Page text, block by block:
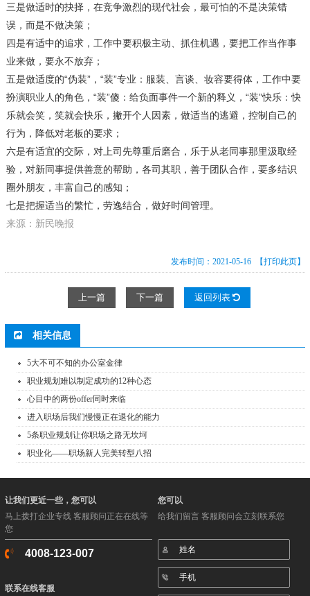
三是做适时的抉择，在竞争激烈的现代社会，最可怕的不是决策错
误，而是不做决策；
四是有适中的追求，工作中要积极主动、抓住机遇，要把工作当作事
业来做，要永不放弃；
五是做适度的“伪装”，“装”专业：服装、言谈、妆容要得体，工作中要
扮演职业人的角色，“装”傻：给负面事件一个新的释义，“装”快乐：快
乐就会笑，笑就会快乐，撇开个人因素，做适当的逃避，控制自己的
行为，降低对老板的要求；
六是有适宜的交际，对上司先尊重后磨合，乐于从老同事那里汲取经
验，对新同事提供善意的帮助，各司其职，善于团队合作，要多结识
圈外朋友，丰富自己的感知；
七是把握适当的繁忙，劳逸结合，做好时间管理。
来源：新民晚报
发布时间：2021-05-16 【打印此页】
上一篇 下一篇 返回列表
相关信息
5大不可不知的办公室金律
职业规划难以制定成功的12种心态
心目中的两份offer同时来临
进入职场后我们慢慢正在退化的能力
5条职业规划让你职场之路无坎坷
职业化——职场新人完美转型八招
让我们更近一些，您可以
马上拨打企业专线 客服顾问正在在线等
您
4008-123-007
联系在线客服
您可以
给我们留言 客服顾问会立刻联系您